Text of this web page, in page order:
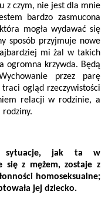
z czym, nie jest dla mnie
bardzo zasmucona
mogła wydawać się
sposób przyjmuje nowe
mi żal w takich
ogromna krzywda. Będą
przez parę
ogląd rzeczywistości
relacji w rodzinie, a
rodziny.
sytuacje, jak ta w
się z mężem, zostaje z
homoseksualne;
jej dziecko.